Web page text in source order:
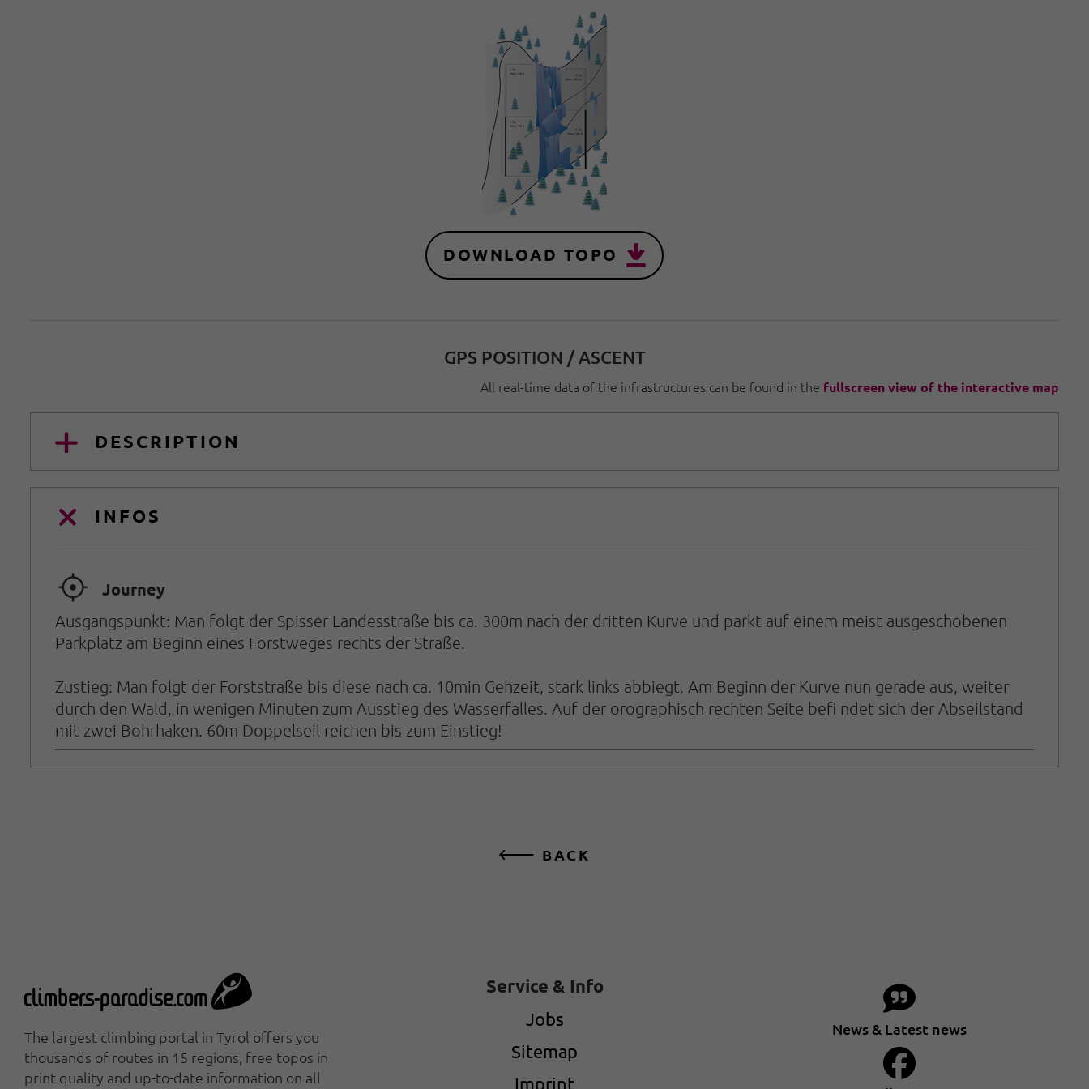
DOWNLOAD TOPO
GPS POSITION / ASCENT
All real-time data of the infrastructures can be found in the fullscreen view of the interactive map
DESCRIPTION
INFOS
🞞 Journey
Ausgangspunkt: Man folgt der Spisser Landesstraße bis ca. 300m nach der dritten Kurve und parkt auf einem meist ausgeschobenen
Parkplatz am Beginn eines Forstweges rechts der Straße.
Zustieg: Man folgt der Forststraße bis diese nach ca. 10min Gehzeit, stark links abbiegt. Am Beginn der Kurve nun gerade aus, weiter
durch den Wald, in wenigen Minuten zum Ausstieg des Wasserfalles. Auf der orographisch rechten Seite befi ndet sich der Abseilstand
mit zwei Bohrhaken. 60m Doppelseil reichen bis zum Einstieg!
BACK
The largest climbing portal in Tyrol offers you
thousands of routes in 15 regions, free topos in
print quality and up-to-date information on all
Service & Info
Jobs
Sitemap
Imprint
News & Latest news